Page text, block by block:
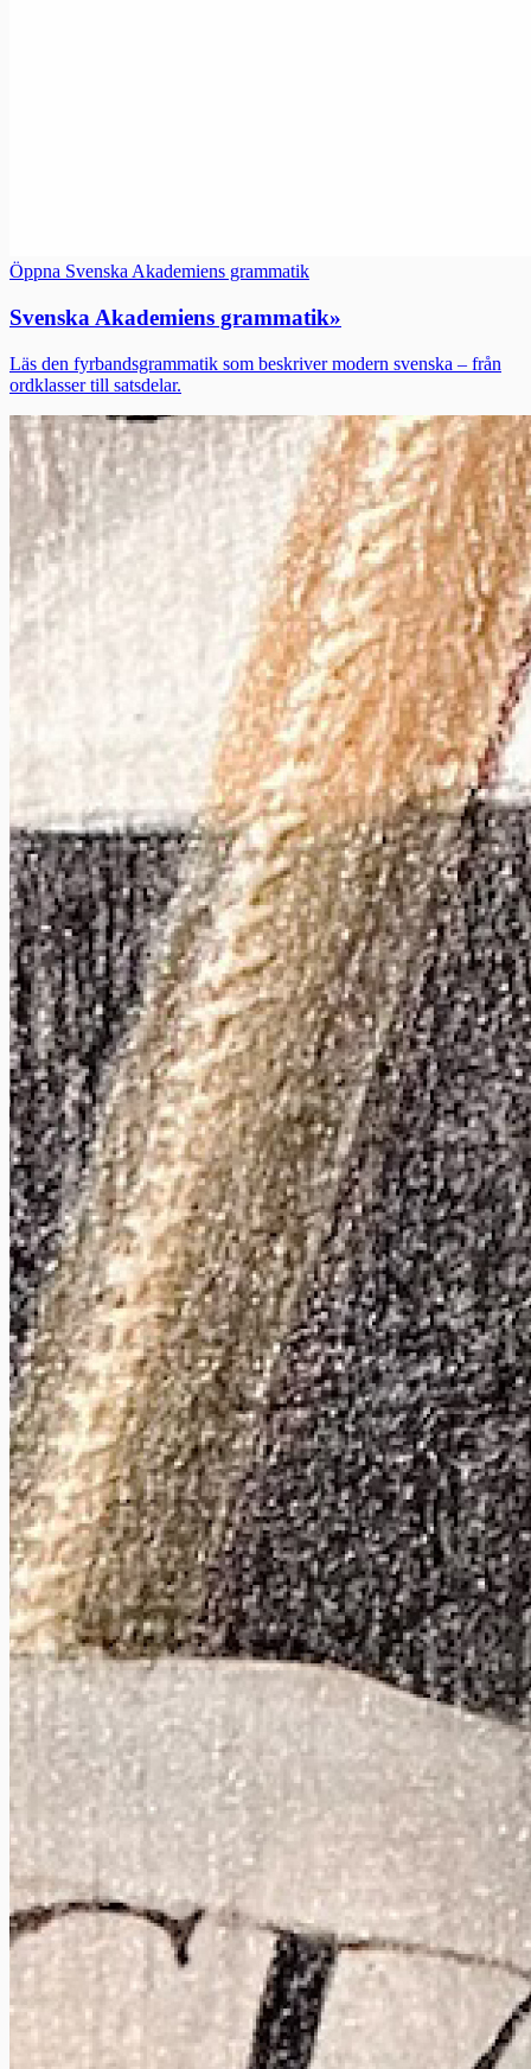
Öppna Svenska Akademiens grammatik
Svenska Akademiens grammatik»
Läs den fyrbandsgrammatik som beskriver modern svenska – från
ordklasser till satsdelar.